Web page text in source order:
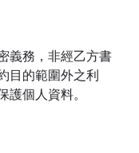
義務，非經乙方書
目的範圍外之利
護個人資料。